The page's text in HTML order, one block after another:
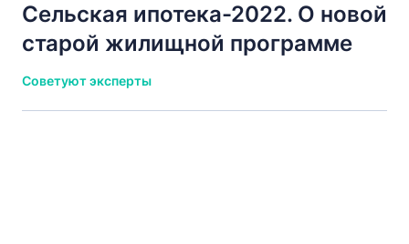
Сельская ипотека-2022. О новой
старой жилищной программе
Советуют эксперты